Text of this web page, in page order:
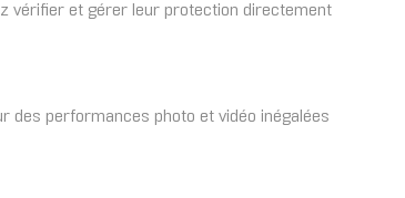
vérifier et gérer leur protection directement
des performances photo et vidéo inégalées